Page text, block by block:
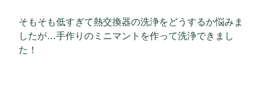
そもそも低すぎて熱交換器の洗浄をどうするか悩みま
したが…手作りのミニマントを作って洗浄できまし
た！